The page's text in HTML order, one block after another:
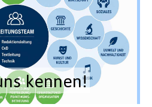
kennen!